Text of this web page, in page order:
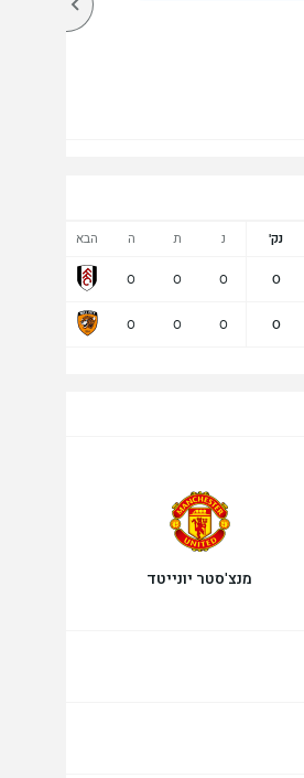
נק' נ ת ה הבא
0
0
0
0
0
0
0
0
מנצ'סטר יונייטד